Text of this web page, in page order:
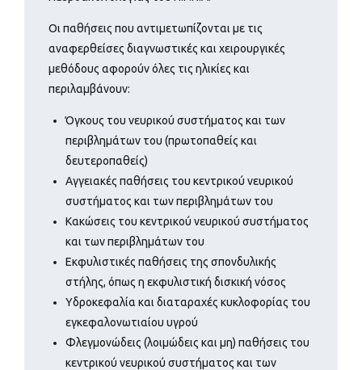
Οι παθήσεις που αντιμετωπίζονται με τις
αναφερθείσες διαγνωστικές και χειρουργικές
μεθόδους αφορούν όλες τις ηλικίες και
περιλαμβάνουν:
Όγκους του νευρικού συστήματος και των
περιβλημάτων του (πρωτοπαθείς και
δευτεροπαθείς)
Αγγειακές παθήσεις του κεντρικού νευρικού
συστήματος και των περιβλημάτων του
Κακώσεις του κεντρικού νευρικού συστήματος
και των περιβλημάτων του
Εκφυλιστικές παθήσεις της σπονδυλικής
στήλης, όπως η εκφυλιστική δισκική νόσος
Υδροκεφαλία και διαταραχές κυκλοφορίας του
εγκεφαλονωτιαίου υγρού
Φλεγμονώδεις (λοιμώδεις και μη) παθήσεις του
κεντρικού νευρικού συστήματος και των